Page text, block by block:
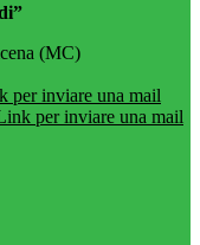
(MC)
per inviare una mail
per inviare una mail